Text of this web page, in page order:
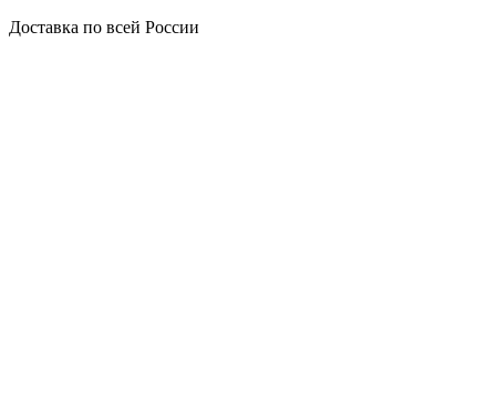
Доставка по всей России